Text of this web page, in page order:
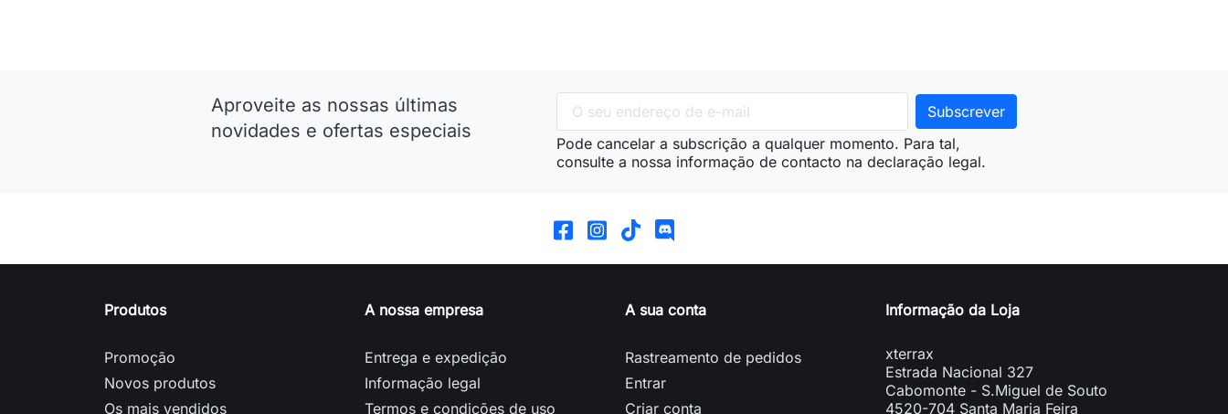
Aproveite as nossas últimas
novidades e ofertas especiais
Pode cancelar a subscrição a qualquer momento. Para tal,
consulte a nossa informação de contacto na declaração legal.
Produtos
Promoção
Novos produtos
Os mais vendidos
A nossa empresa
Entrega e expedição
Informação legal
Termos e condições de uso
A sua conta
Rastreamento de pedidos
Entrar
Criar conta
Informação da Loja
xterrax
Estrada Nacional 327
Cabomonte - S.Miguel de Souto
4520-704 Santa Maria Feira